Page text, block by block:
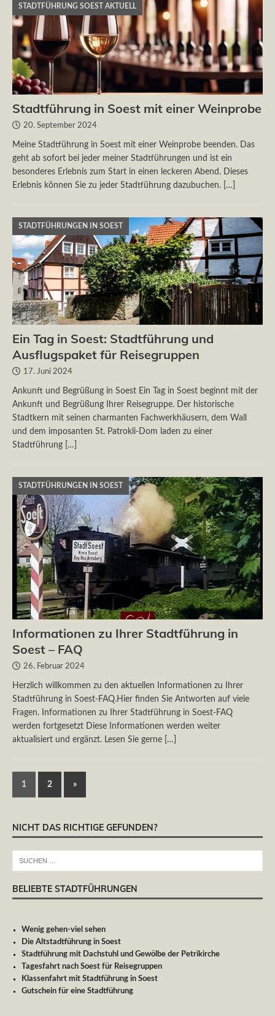
STADTFÜHRUNG SOEST AKTUELL
Stadtführung in Soest mit einer Weinprobe
20. September 2024
Meine Stadtführung in Soest mit einer Weinprobe beenden. Das
geht ab sofort bei jeder meiner Stadtführungen und ist ein
besonderes Erlebnis zum Start in einen leckeren Abend. Dieses
Erlebnis können Sie zu jeder Stadtführung dazubuchen.
[…]
STADTFÜHRUNGEN IN SOEST
Ein Tag in Soest: Stadtführung und
Ausflugspaket für Reisegruppen
17. Juni 2024
Ankunft und Begrüßung in Soest Ein Tag in Soest beginnt mit der
Ankunft und Begrüßung Ihrer Reisegruppe. Der historische
Stadtkern mit seinen charmanten Fachwerkhäusern, dem Wall
und dem imposanten St. Patrokli-Dom laden zu einer
Stadtführung
[…]
STADTFÜHRUNGEN IN SOEST
Informationen zu Ihrer Stadtführung in
Soest – FAQ
26. Februar 2024
Herzlich willkommen zu den aktuellen Informationen zu Ihrer
Stadtführung in Soest-FAQ.Hier finden Sie Antworten auf viele
Fragen. Informationen zu Ihrer Stadtführung in Soest-FAQ
werden fortgesetzt Diese Informationen werden weiter
aktualisiert und ergänzt. Lesen Sie gerne
[…]
1 2 »
NICHT DAS RICHTIGE GEFUNDEN?
BELIEBTE STADTFÜHRUNGEN
Wenig gehen-viel sehen
Die Altstadtführung in Soest
Stadtführung mit Dachstuhl und Gewölbe der Petrikirche
Tagesfahrt nach Soest für Reisegruppen
Klassenfahrt mit Stadtführung in Soest
Gutschein für eine Stadtführung